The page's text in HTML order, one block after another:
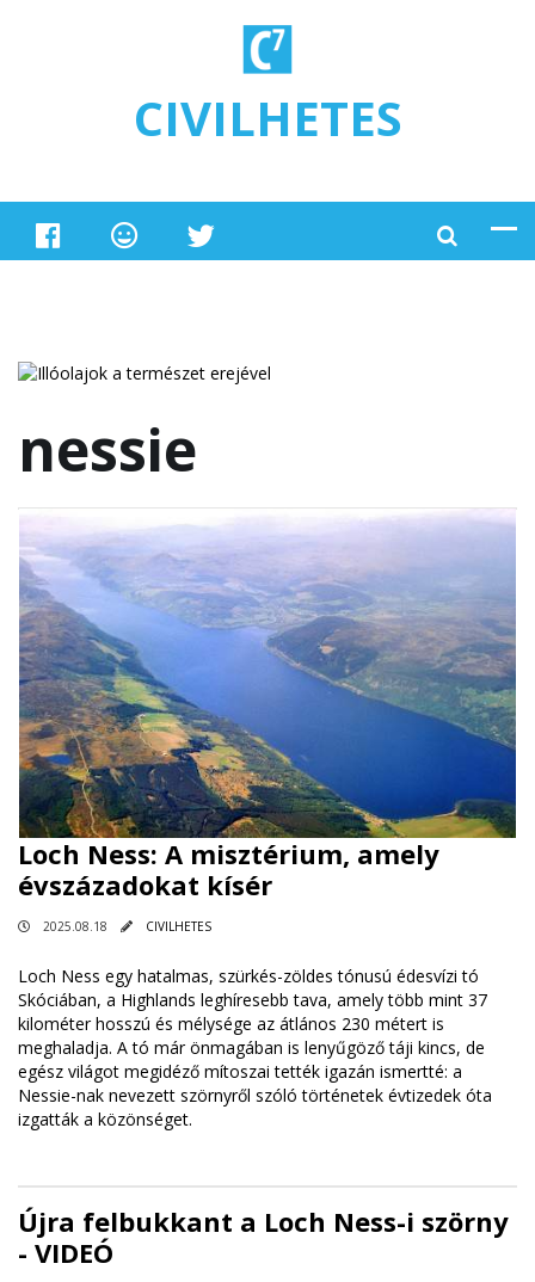
CIVILHETES
nessie
Loch Ness: A misztérium, amely
évszázadokat kísér
2025.08.18 CIVILHETES
Loch Ness egy hatalmas, szürkés-zöldes tónusú édesvízi tó
Skóciában, a Highlands leghíresebb tava, amely több mint 37
kilométer hosszú és mélysége az átlános 230 métert is
meghaladja. A tó már önmagában is lenyűgöző táji kincs, de
egész világot megidéző mítoszai tették igazán ismertté: a
Nessie-nak nevezett szörnyről szóló történetek évtizedek óta
izgatták a közönséget.
Újra felbukkant a Loch Ness-i szörny
- VIDEÓ